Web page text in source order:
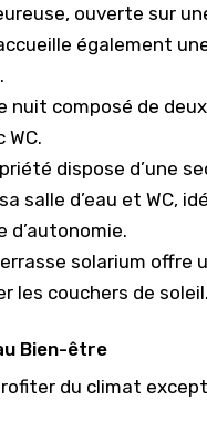
ouverte sur
également
nuit composé de
dispose d’une
salle d’eau et WC,
d’autonomie.
solarium offre
les couchers de soleil.
Bien-être
du climat